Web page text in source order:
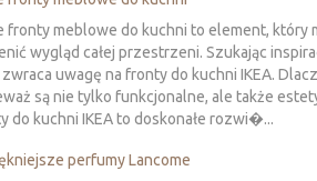
fronty meblowe do kuchni to element, który
wygląd całej przestrzeni. Szukając
uwagę na fronty do kuchni IKEA.
są nie tylko funkcjonalne, ale także
do kuchni IKEA to doskonałe rozwi�...
perfumy Lancome